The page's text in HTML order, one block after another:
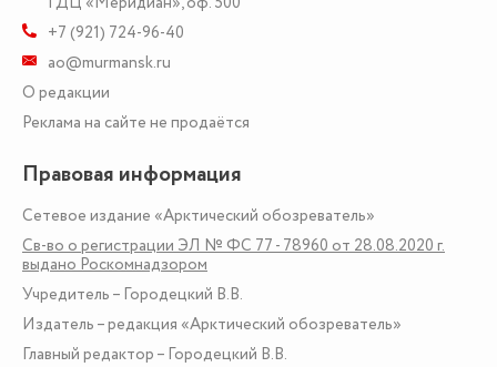
+7 (921) 724-96-40
ao@murmansk.ru
О редакции
Реклама на сайте не продаётся
Правовая информация
Сетевое издание «Арктический обозреватель»
Св-во о регистрации ЭЛ № ФС 77 - 78960 от 28.08.2020 г.
выдано Роскомнадзором
Учредитель – Городецкий В.В.
Издатель – редакция «Арктический обозреватель»
Главный редактор – Городецкий В.В.